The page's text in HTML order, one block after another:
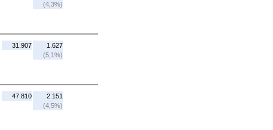
(4,3%)
31.907
1.627
(5,1%)
47.810
2.151
(4,5%)